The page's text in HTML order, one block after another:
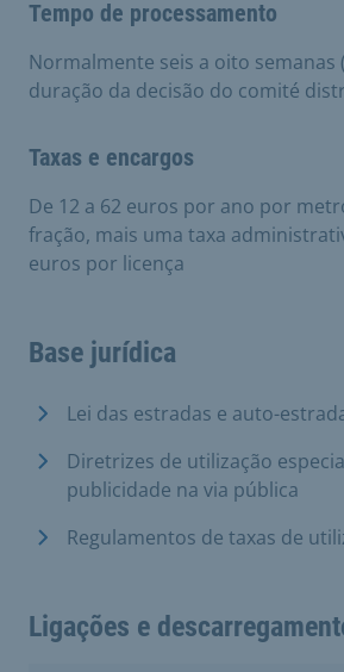
Tempo de processamento
Normalmente seis a oito semanas
duração da decisão do comité
Taxas e encargos
De 12 a 62 euros por ano por
fração, mais uma taxa
euros por licença
Base jurídica
Lei das estradas e auto-
Diretrizes de utilização
publicidade na via pública
Regulamentos de taxas de
Ligações e